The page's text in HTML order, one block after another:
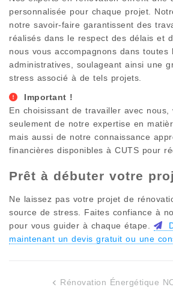
personnalisée pour chaque projet.
notre savoir-faire garantissent des
réalisés dans le respect des délais et
nous vous accompagnons dans toutes
administratives, soulageant ainsi une
stress associé à de tels projets.
Important !
En choisissant de travailler avec nous,
seulement de notre expertise en
mais aussi de notre connaissance
financières disponibles à CUTS pour
Prêt à débuter votre
Ne laissez pas votre projet de
source de stress. Faites confiance à
pour vous guider à chaque étape.
maintenant un devis gratuit ou une
Rénovation Énergétique